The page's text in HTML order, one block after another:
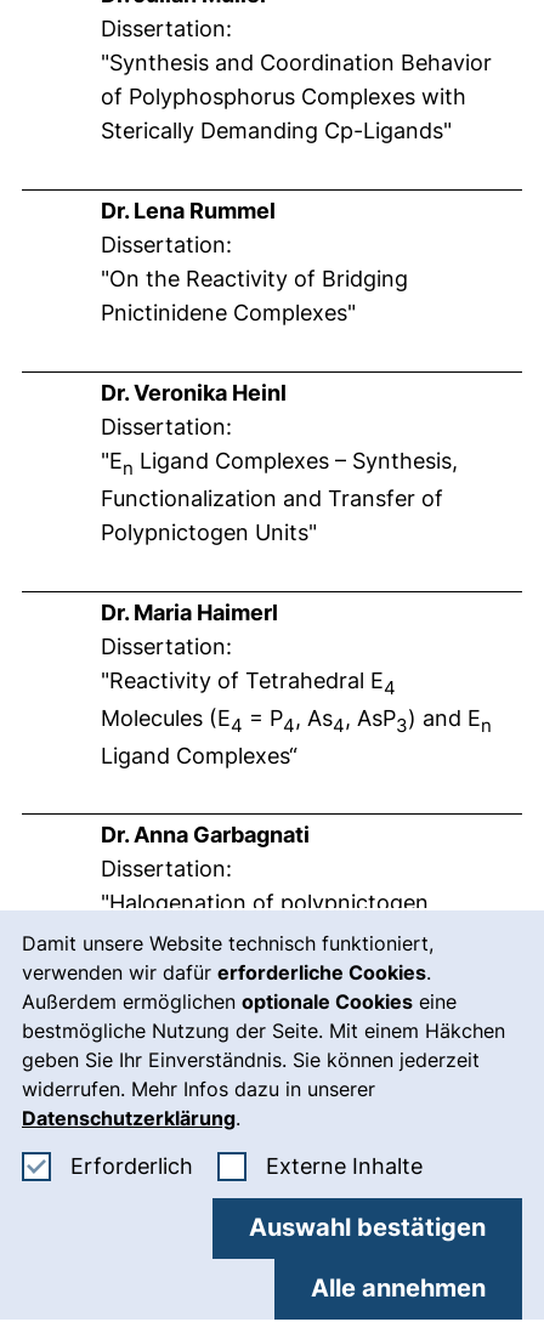
Damit unsere Website technisch funktioniert,
verwenden wir dafür erforderliche Cookies.
Außerdem ermöglichen optionale Cookies eine
bestmögliche Nutzung der Seite. Mit einem Häkchen
geben Sie Ihr Einverständnis. Sie können jederzeit
widerrufen. Mehr Infos dazu in unserer
Datenschutzerklärung.
Erforderlich Erforderliche Cookies akzeptieren
Externe Inhalte: Externe
Auswahl bestätigen
Alle annehmen
Dissertation:
"Synthesis and Coordination Behavior
of Polyphosphorus Complexes with
Sterically Demanding Cp-Ligands"
Dr. Lena Rummel
Dissertation:
"On the Reactivity of Bridging
Pnictinidene Complexes"
Dr. Veronika Heinl
Dissertation:
"En Ligand Complexes – Synthesis,
Functionalization and Transfer of
Polypnictogen Units"
Dr. Maria Haimerl
Dissertation:
"Reactivity of Tetrahedral E4
Molecules (E4 = P4, As4, AsP3) and En
Ligand Complexes“
Dr. Anna Garbagnati
Dissertation:
"Halogenation of polypnictogen
ligand complexes"
2022
Dr. Luis Dütsch
Dissertation:
"Synthesis, Oxidation and
Electrophilic Functionalization of En
Ligand Complexes under Weakly
Coordinating Conditions“
Dr. Stephan Reichl